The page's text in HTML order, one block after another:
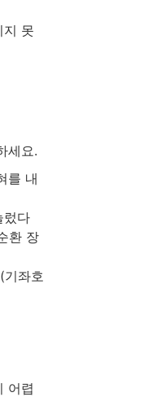
지 못
세요.
를 내
렀다
환 장
기좌호
어렵